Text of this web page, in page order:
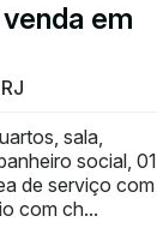
em
sala,
social, 01
de serviço com
com ch...